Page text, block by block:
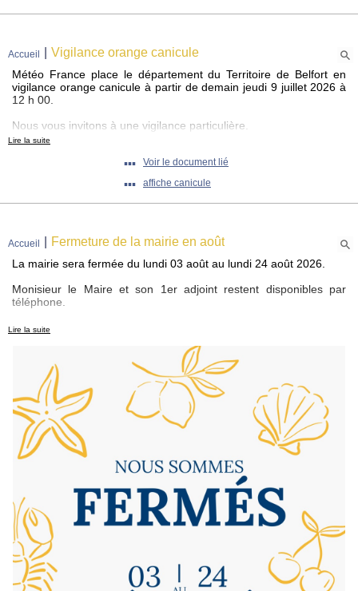
Accueil Vigilance orange canicule
Météo France place le département du Territoire de Belfort en
vigilance orange canicule à partir de demain jeudi 9 juillet 2026 à
12 h 00.
Nous vous invitons à une vigilance particulière.
Pour mémoire la commune d'URCEREY à proposé un dispositif
de solidarité gratuit, volontaire et facultatif vagues de chaleur et
canicule, qui a fait l'objet d'une récente information municipale .
n'hésitez pas à prendre contact avec la mairie pour bénéficier de
Ci-joint la communication communale et les affiches
Lire la suite
▪▪▪ Voir le document lié
▪▪▪ affiche canicule
Accueil Fermeture de la mairie en août
La mairie sera fermée du lundi 03 août au lundi 24 août 2026.
Monisieur le Maire et son 1er adjoint restent disponibles par
téléphone.
bonnes vacances à tous !
Lire la suite